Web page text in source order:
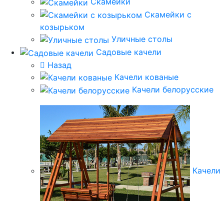
Скамейки с
козырьком
Уличные столы
Садовые качели
Назад
Качели кованые
Качели белорусские
Качели